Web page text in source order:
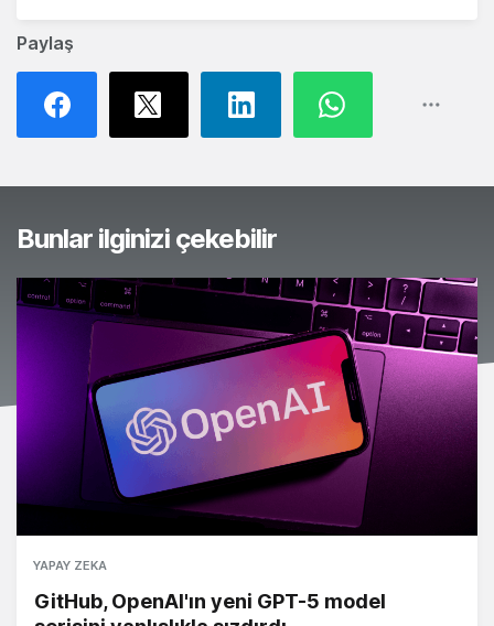
Paylaş
Bunlar ilginizi çekebilir
YAPAY ZEKA
GitHub, OpenAI'ın yeni GPT-5 model